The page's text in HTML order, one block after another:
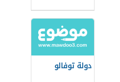
دولة توفالو